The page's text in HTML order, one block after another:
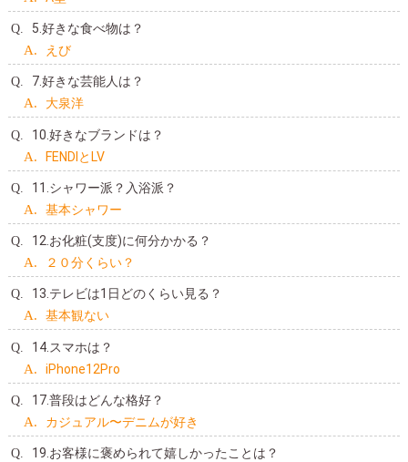
5.好きな食べ物は？
えび
7.好きな芸能人は？
大泉洋
10.好きなブランドは？
FENDIとLV
11.シャワー派？入浴派？
基本シャワー
12.お化粧(支度)に何分かかる？
２０分くらい？
13.テレビは1日どのくらい見る？
基本観ない
14.スマホは？
iPhone12Pro
17.普段はどんな格好？
カジュアル〜デニムが好き
19.お客様に褒められて嬉しかったことは？